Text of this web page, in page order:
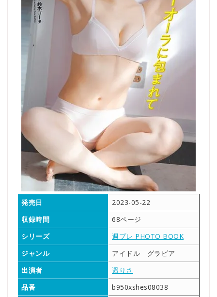
発売日
2023-05-22
収録時間
68ページ
シリーズ
週プレ PHOTO BOOK
ジャンル
アイドル グラビア
出演者
遥りさ
品番
b950xshes08038